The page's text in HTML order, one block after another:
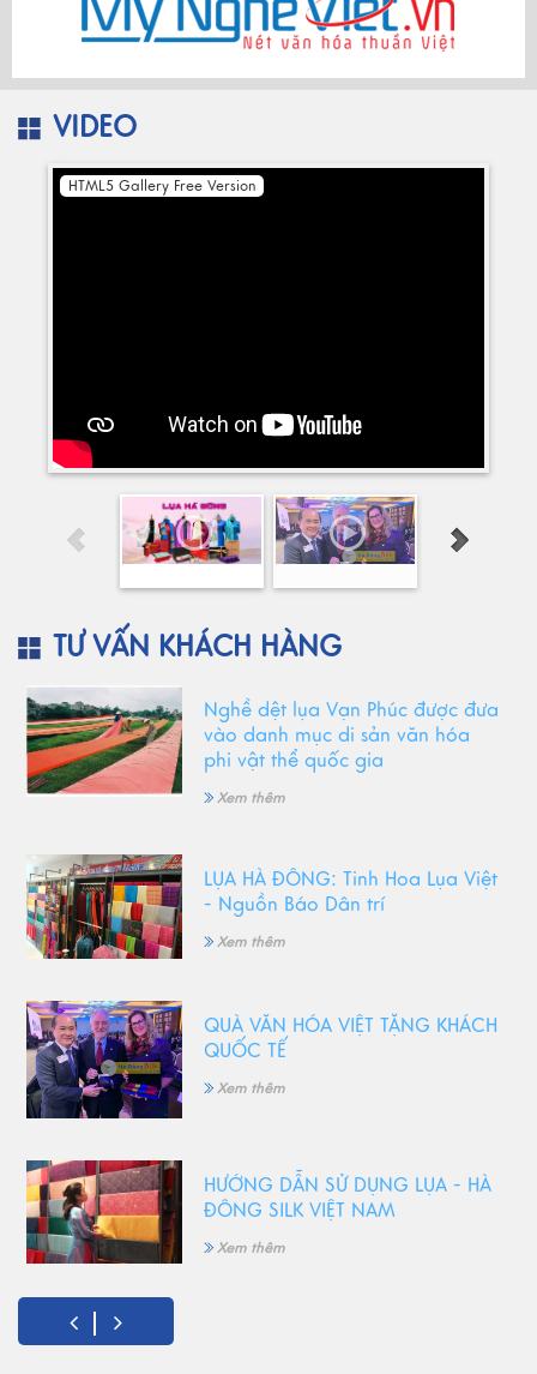
VIDEO
HTML5 Gallery Free Version
TƯ VẤN KHÁCH HÀNG
Nghề dệt lụa Vạn Phúc được đưa
vào danh mục di sản văn hóa
phi vật thể quốc gia
Xem thêm
LỤA HÀ ĐÔNG: Tinh Hoa Lụa Việt
- Nguồn Báo Dân trí
Xem thêm
QUÀ VĂN HÓA VIỆT TẶNG KHÁCH
QUỐC TẾ
Xem thêm
HƯỚNG DẪN SỬ DỤNG LỤA - HÀ
ĐÔNG SILK VIỆT NAM
Xem thêm